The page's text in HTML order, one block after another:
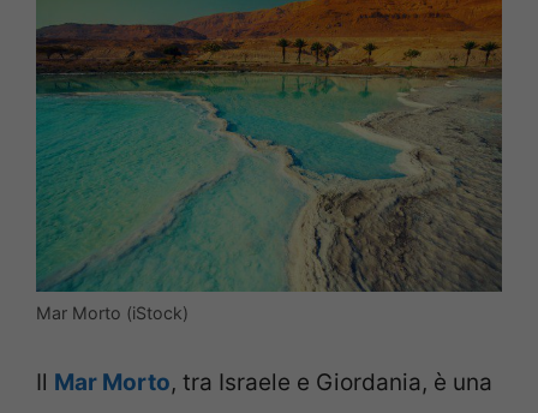
Mar Morto (iStock)
Il Mar Morto, tra Israele e Giordania, è una